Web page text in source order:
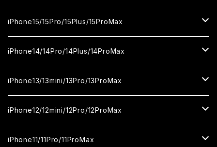
セラミックフィルム
ガラスフィルム
セラミックフィルム
カメラ用フィルム
セラミックフィルム
カメラ用フィルム
iPhone16
ガラスフィルム
セラミックフィルム
iPhone16Pro
ガラスフィルム
セラミックフィルム
iPhone16Plus
ガラスフィルム
セラミックフィルム
iPhone16ProMax
ガラスフィルム
iPhone15/15Pro/15Plus/15ProMax
iPhone15
ガラスフィルム
セラミックフィルム
iPhone15Pro
ガラスフィルム
セラミックフィルム
iPhone15Plus
ガラスフィルム
iPhone15ProMax
iPhone14/14Pro/14Plus/14ProMax
iPhone14
ガラスフィルム
セラミックフィルム
iPhone14Pro
ガラスフィルム
iPhone14Plus
iPhone13/13mini/13Pro/13ProMax
iPhone13/13Pro
ガラスフィルム
iPhone13mini
iPhone12/12mini/12Pro/12ProMax
iPhone12/12Pro
iPhone11/11Pro/11ProMax